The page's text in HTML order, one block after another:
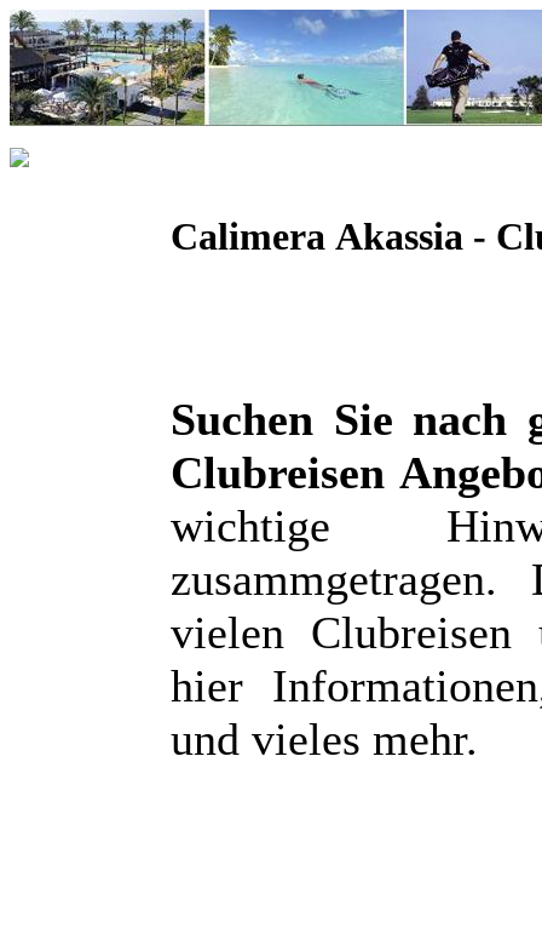
Calimera Akassia -
Suchen Sie
Clubreisen
wichtige
vielen Clubreisen
hier
und vieles mehr.